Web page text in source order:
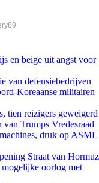
en beige uit angst voor
van defensiebedrijven
Koreaanse militairen
tien reizigers geweigerd
Trumps Vredesraad
druk op ASML
Straat van Hormuz
oorlog met